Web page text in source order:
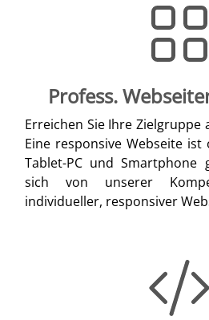
Profess.
Erreichen Sie Ihre Zielgruppe
Eine responsive Webseite
Tablet-PC und Smartphone
sich von unserer
individueller, responsiver